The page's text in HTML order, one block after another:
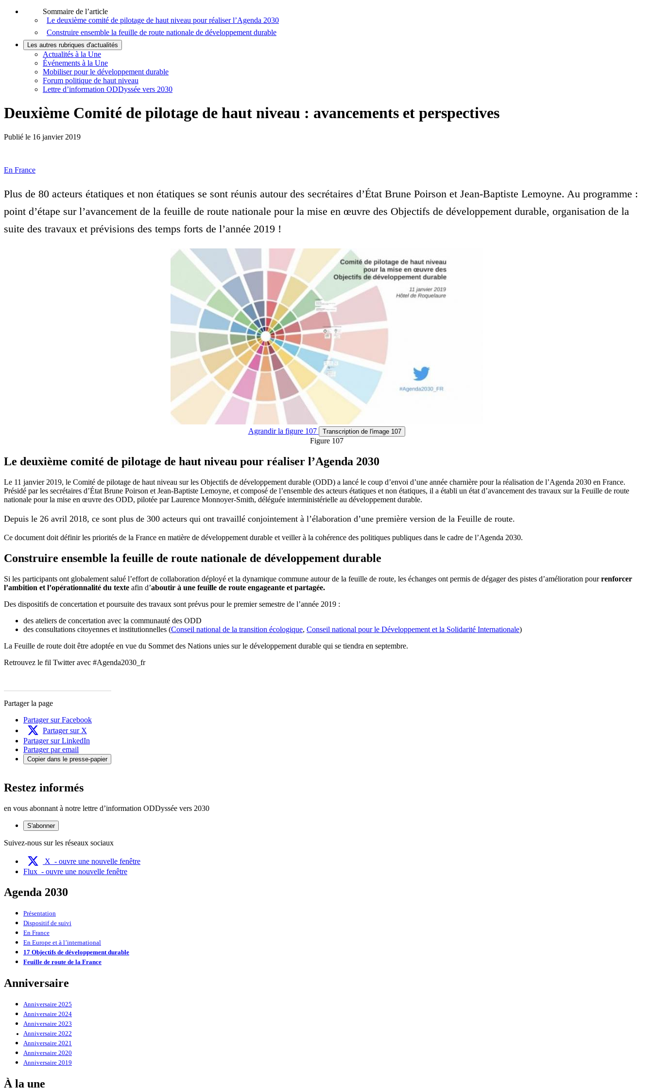
Sommaire de l’article
Le deuxième comité de pilotage de haut niveau pour réaliser l’Agenda 2030
Construire ensemble la feuille de route nationale de développement durable
Les autres rubriques d'actualités
Actualités à la Une
Événements à la Une
Mobiliser pour le développement durable
Forum politique de haut niveau
Lettre d’information ODDyssée vers 2030
Deuxième Comité de pilotage de haut niveau : avancements et perspectives
Publié le 16 janvier 2019
En France
Plus de 80 acteurs étatiques et non étatiques se sont réunis autour des secrétaires d’État Brune Poirson et Jean-Baptiste Lemoyne. Au programme :
point d’étape sur l’avancement de la feuille de route nationale pour la mise en œuvre des Objectifs de développement durable, organisation de la
suite des travaux et prévisions des temps forts de l’année 2019 !
Agrandirla figure 107 Transcription de l'image 107
Figure 107
Le deuxième comité de pilotage de haut niveau pour réaliser l’Agenda 2030
Le 11 janvier 2019, le Comité de pilotage de haut niveau sur les Objectifs de développement durable (ODD) a lancé le coup d’envoi d’une année charnière pour la réalisation de l’Agenda 2030 en France.
Présidé par les secrétaires d’État Brune Poirson et Jean-Baptiste Lemoyne, et composé de l’ensemble des acteurs étatiques et non étatiques, il a établi un état d’avancement des travaux sur la Feuille de route
nationale pour la mise en œuvre des ODD, pilotée par Laurence Monnoyer-Smith, déléguée interministérielle au développement durable.
Depuis le 26 avril 2018, ce sont plus de 300 acteurs qui ont travaillé conjointement à l’élaboration d’une première version de la Feuille de route.
Ce document doit définir les priorités de la France en matière de développement durable et veiller à la cohérence des politiques publiques dans le cadre de l’Agenda 2030.
Construire ensemble la feuille de route nationale de développement durable
Si les participants ont globalement salué l’effort de collaboration déployé et la dynamique commune autour de la feuille de route, les échanges ont permis de dégager des pistes d’amélioration pourrenforcer
l’ambition et l’opérationnalité du texte afin d’aboutir à une feuille de route engageante et partagée.
Des dispositifs de concertation et poursuite des travaux sont prévus pour le premier semestre de l’année 2019 :
des ateliers de concertation avec la communauté des ODD
des consultations citoyennes et institutionnelles (Conseil national de la transition écologique, Conseil national pour le Développement et la Solidarité Internationale)
La Feuille de route doit être adoptée en vue du Sommet des Nations unies sur le développement durable qui se tiendra en septembre.
Retrouvez le fil Twitter avec #Agenda2030_fr
Partager la page
Partager sur Facebook
Partager sur X
Partager sur LinkedIn
Partager par email
Copier dans le presse-papier
Restez informés
en vous abonnant à notre lettre d’information ODDyssée vers 2030
S'abonner
Suivez-nous sur les réseaux sociaux
X - ouvre une nouvelle fenêtre
Flux - ouvre une nouvelle fenêtre
Agenda 2030
Présentation
Dispositif de suivi
En France
En Europe et à l’international
17 Objectifs de développement durable
Feuille de route de la France
Anniversaire
Anniversaire 2025
Anniversaire 2024
Anniversaire 2023
Anniversaire 2022
Anniversaire 2021
Anniversaire 2020
Anniversaire 2019
À la une